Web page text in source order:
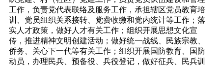
工作，负责党代表联络及服务工作，承担辖区党员教育培
训、党员组织关系接转、党费收缴和党内统计等工作；落
实人才政策，做好人才有关工作；组织开展思想文化宣
传，推进精神文明创建活动；做好统一战线、民族宗教、
侨务、关心下一代等有关工作；组织开展国防教育、国防
动员，办理民兵、预备役、兵役登记，做好征兵、民兵训